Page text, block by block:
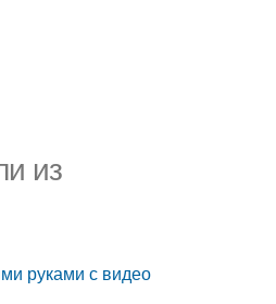
из
руками с видео